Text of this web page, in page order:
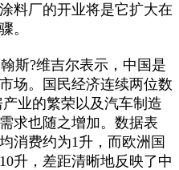
料厂的开业将是它扩大在
。
斯?维吉尔表示，中国是
场。国民经济连续两位数
业的繁荣以及汽车制造
求也随之增加。数据表
消费约为1升，而欧洲国
升，差距清晰地反映了中